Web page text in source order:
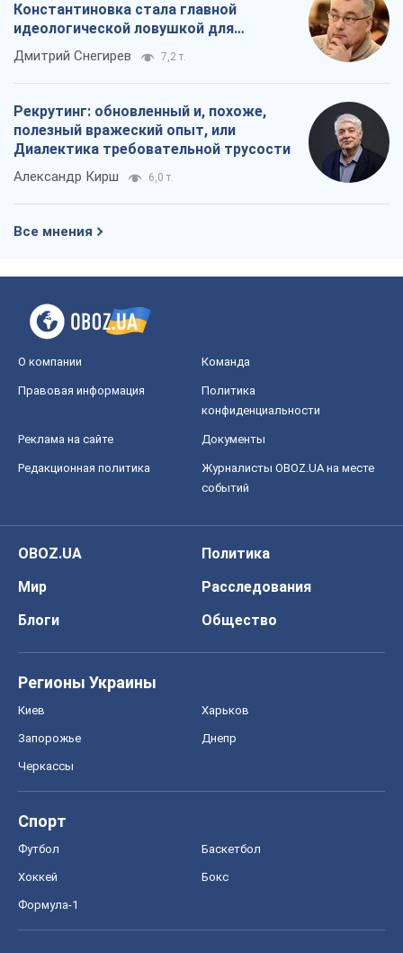
Константиновка стала главной
идеологической ловушкой для
российских оккупантов
Дмитрий Снегирев 7,2 т.
Рекрутинг: обновленный и, похоже,
полезный вражеский опыт, или
Диалектика требовательной трусости
Александр Кирш 6,0 т.
Все мнения
О компании Команда
Правовая информация
Политика
конфиденциальности
Реклама на сайте Документы
Редакционная политика
Журналисты OBOZ.UA на месте
событий
OBOZ.UA
Политика
Мир
Расследования
Блоги
Общество
Регионы Украины
Киев Харьков
Запорожье Днепр
Черкассы
Спорт
Футбол Баскетбол
Хоккей Бокс
Формула-1